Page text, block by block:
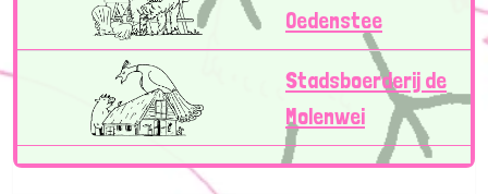
Oedenstee
Stadsboerderij de
Molenwei